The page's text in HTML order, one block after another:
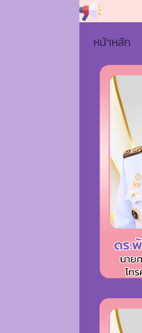
หน้าหลัก